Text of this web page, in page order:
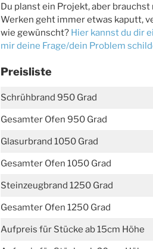
Du planst ein Projekt, aber
Werken geht immer etwas kaputt,
wie gewünscht? Hier kannst du dir
mir deine Frage/dein Problem
Preisliste
Schrühbrand 950 Grad
Gesamter Ofen 950 Grad
Glasurbrand 1050 Grad
Gesamter Ofen 1050 Grad
Steinzeugbrand 1250 Grad
Gesamter Ofen 1250 Grad
Aufpreis für Stücke ab 15cm Höhe